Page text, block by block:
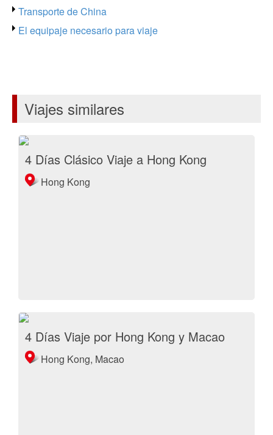
Transporte de China
El equipaje necesario para viaje
Viajes similares
4 Días Clásico Viaje a Hong Kong
Hong Kong
4 Días Viaje por Hong Kong y Macao
Hong Kong, Macao